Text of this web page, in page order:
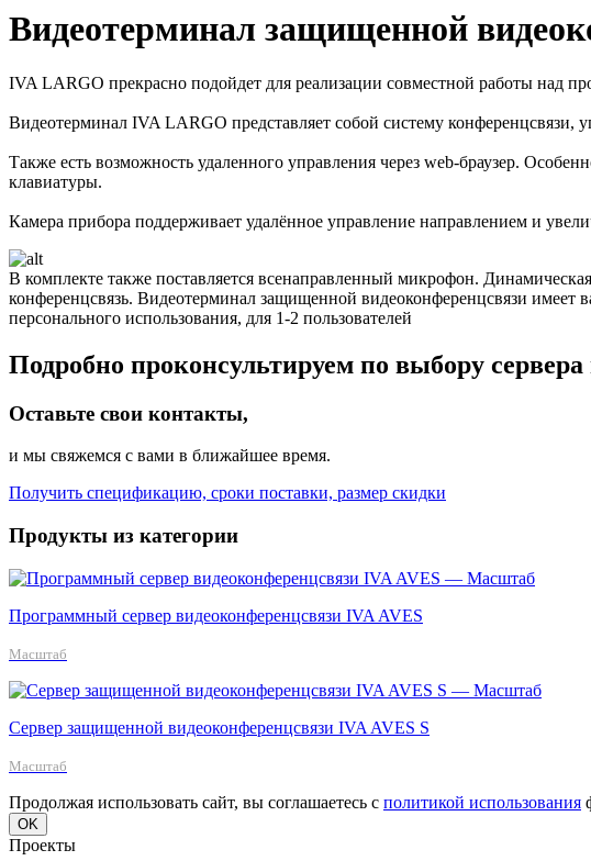
Видеотерминал защищенной
IVA LARGO прекрасно подойдет для реализации совместной работы над
Видеотерминал IVA LARGO представляет собой систему
Также есть возможность удаленного управления через web-браузер.
клавиатуры.
Камера прибора поддерживает удалённое управление направлением и
В комплекте также поставляется всенаправленный микрофон.
конференцсвязь. Видеотерминал защищенной видеоконференцсвязи
персонального использования, для 1-2 пользователей
Подробно проконсультируем по выбору
Оставьте свои контакты,
и мы свяжемся с вами в ближайшее время.
Получить спецификацию, сроки поставки, размер скидки
Продукты из категории
Программный сервер видеоконференцсвязи IVA AVES
Масштаб
Сервер защищенной видеоконференцсвязи IVA AVES S
Масштаб
Продолжая использовать сайт, вы соглашаетесь с политикой использования
OK
Проекты